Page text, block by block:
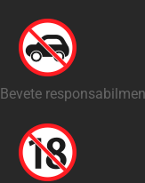
Bevete